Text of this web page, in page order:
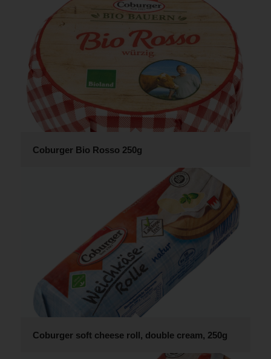
Coburger Bio Rosso 250g
Coburger soft cheese roll, double cream, 250g